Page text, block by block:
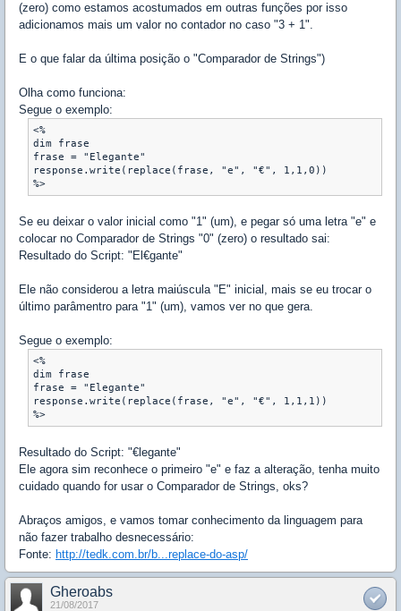
(zero) como estamos acostumados em outras funções por isso
adicionamos mais um valor no contador no caso "3 + 1".
E o que falar da última posição o "Comparador de Strings")
Olha como funciona:
Segue o exemplo:
<%
dim frase
frase = "Elegante"
response.write(replace(frase, "e", "€", 1,1,0))
%>
Se eu deixar o valor inicial como "1" (um), e pegar só uma letra "e" e
colocar no Comparador de Strings "0" (zero) o resultado sai:
Resultado do Script: "El€gante"
Ele não considerou a letra maiúscula "E" inicial, mais se eu trocar o
último parâmentro para "1" (um), vamos ver no que gera.
Segue o exemplo:
<%
dim frase
frase = "Elegante"
response.write(replace(frase, "e", "€", 1,1,1))
%>
Resultado do Script: "€legante"
Ele agora sim reconhece o primeiro "e" e faz a alteração, tenha muito
cuidado quando for usar o Comparador de Strings, oks?
Abraços amigos, e vamos tomar conhecimento da linguagem para
não fazer trabalho desnecessário:
Fonte: http://tedk.com.br/b...replace-do-asp/
Gheroabs
21/08/2017